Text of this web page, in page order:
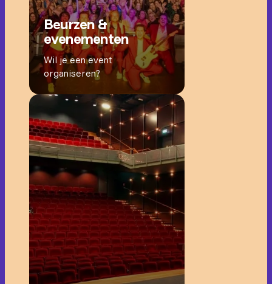
Beurzen &
evenementen
Wil je een event
organiseren?